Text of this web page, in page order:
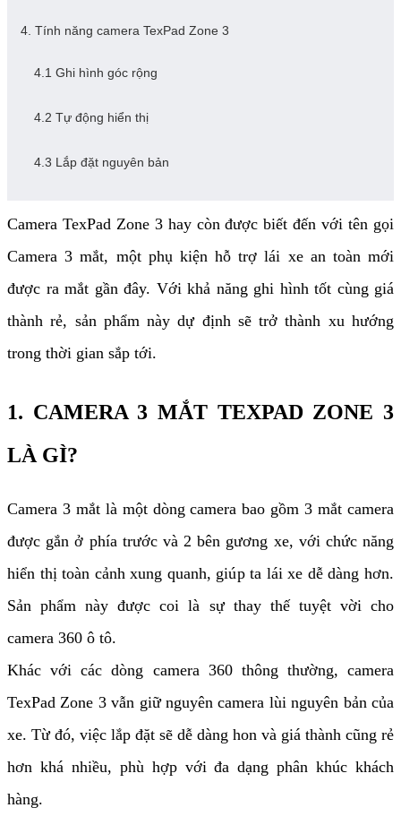
4. Tính năng camera TexPad Zone 3
4.1 Ghi hình góc rộng
4.2 Tự động hiển thị
4.3 Lắp đặt nguyên bản
Camera TexPad Zone 3 hay còn được biết đến với tên gọi
Camera 3 mắt, một phụ kiện hỗ trợ lái xe an toàn mới
được ra mắt gần đây. Với khả năng ghi hình tốt cùng giá
thành rẻ, sản phẩm này dự định sẽ trở thành xu hướng
trong thời gian sắp tới.
1. CAMERA 3 MẮT TEXPAD ZONE 3
LÀ GÌ?
Camera 3 mắt là một dòng camera bao gồm 3 mắt camera
được gắn ở phía trước và 2 bên gương xe, với chức năng
hiển thị toàn cảnh xung quanh, giúp ta lái xe dễ dàng hơn.
Sản phẩm này được coi là sự thay thế tuyệt vời cho
camera 360 ô tô.
Khác với các dòng camera 360 thông thường, camera
TexPad Zone 3 vẫn giữ nguyên camera lùi nguyên bản của
xe. Từ đó, việc lắp đặt sẽ dễ dàng hon và giá thành cũng rẻ
hơn khá nhiều, phù hợp với đa dạng phân khúc khách
hàng.